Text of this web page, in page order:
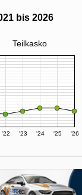
bis 2026
Teilkasko
'22 '23 '24 '25 '26